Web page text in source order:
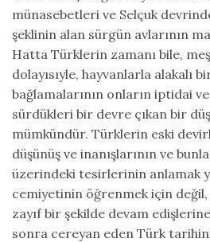
münasebetleri ve Selçuk
şeklinin alan sürgün avlarının
Hatta Türklerin zamanı bile,
dolayısıyle, hayvanlarla alakalı
bağlamalarının onların iptidai
sürdükleri bir devre çıkan bir
mümkündür. Türklerin eski
düşünüş ve inanışlarının ve
üzerindeki tesirlerinin anlamak
cemiyetinin öğrenmek için değil,
zayıf bir şekilde devam
sonra cereyan eden Türk